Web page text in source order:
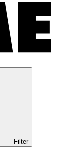
Filter